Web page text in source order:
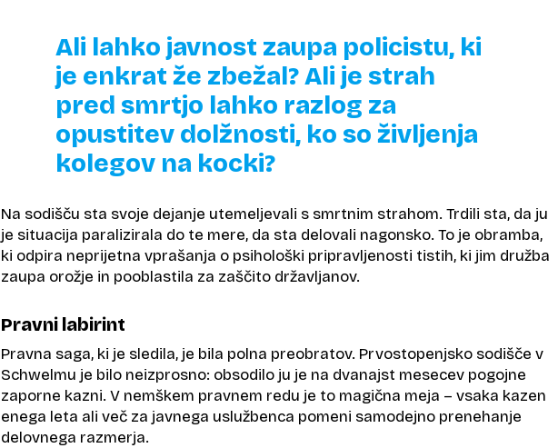
Ali lahko javnost zaupa policistu, ki
je enkrat že zbežal? Ali je strah
pred smrtjo lahko razlog za
opustitev dolžnosti, ko so življenja
kolegov na kocki?
Na sodišču sta svoje dejanje utemeljevali s smrtnim strahom. Trdili sta, da ju
je situacija paralizirala do te mere, da sta delovali nagonsko. To je obramba,
ki odpira neprijetna vprašanja o psihološki pripravljenosti tistih, ki jim družba
zaupa orožje in pooblastila za zaščito državljanov.
Pravni labirint
Pravna saga, ki je sledila, je bila polna preobratov. Prvostopenjsko sodišče v
Schwelmu je bilo neizprosno: obsodilo ju je na dvanajst mesecev pogojne
zaporne kazni. V nemškem pravnem redu je to magična meja – vsaka kazen
enega leta ali več za javnega uslužbenca pomeni samodejno prenehanje
delovnega razmerja.